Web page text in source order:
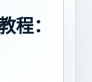
程：